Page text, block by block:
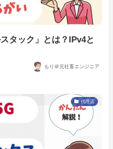
タック」とは？IPv4と
もり＠元社畜エンジニア
代理店